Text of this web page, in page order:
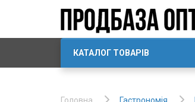
КАТАЛОГ ТОВАРІВ
Гастрономія